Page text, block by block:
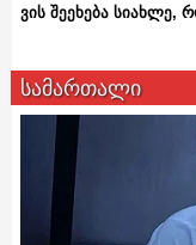
ვის შეეხება
სამართალი